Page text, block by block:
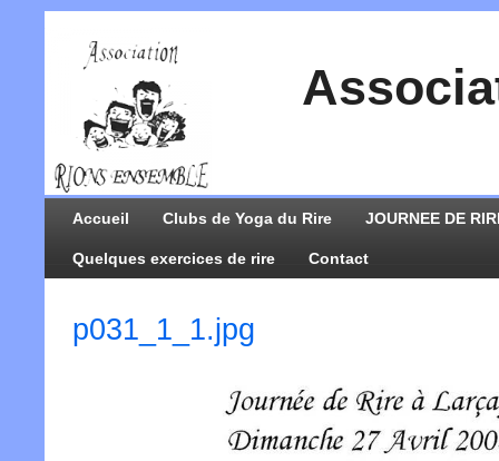
Accueil Clubs de Yoga du Rire JOURNEE DE
Quelques exercices de rire Contact
p031_1_1.jpg